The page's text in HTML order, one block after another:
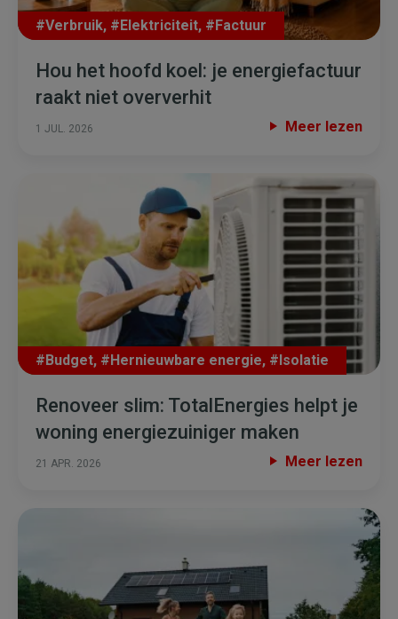
#Verbruik, #Elektriciteit, #Factuur
Hou het hoofd koel: je energiefactuur
raakt niet oververhit
1 JUL. 2026 Meer lezen
#Budget, #Hernieuwbare energie, #Isolatie
Renoveer slim: TotalEnergies helpt je
woning energiezuiniger maken
21 APR. 2026 Meer lezen